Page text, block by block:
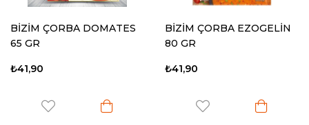
BİZİM ÇORBA DOMATES
65 GR
₺41,90
BİZİM ÇORBA EZOGELİN
80 GR
₺41,90